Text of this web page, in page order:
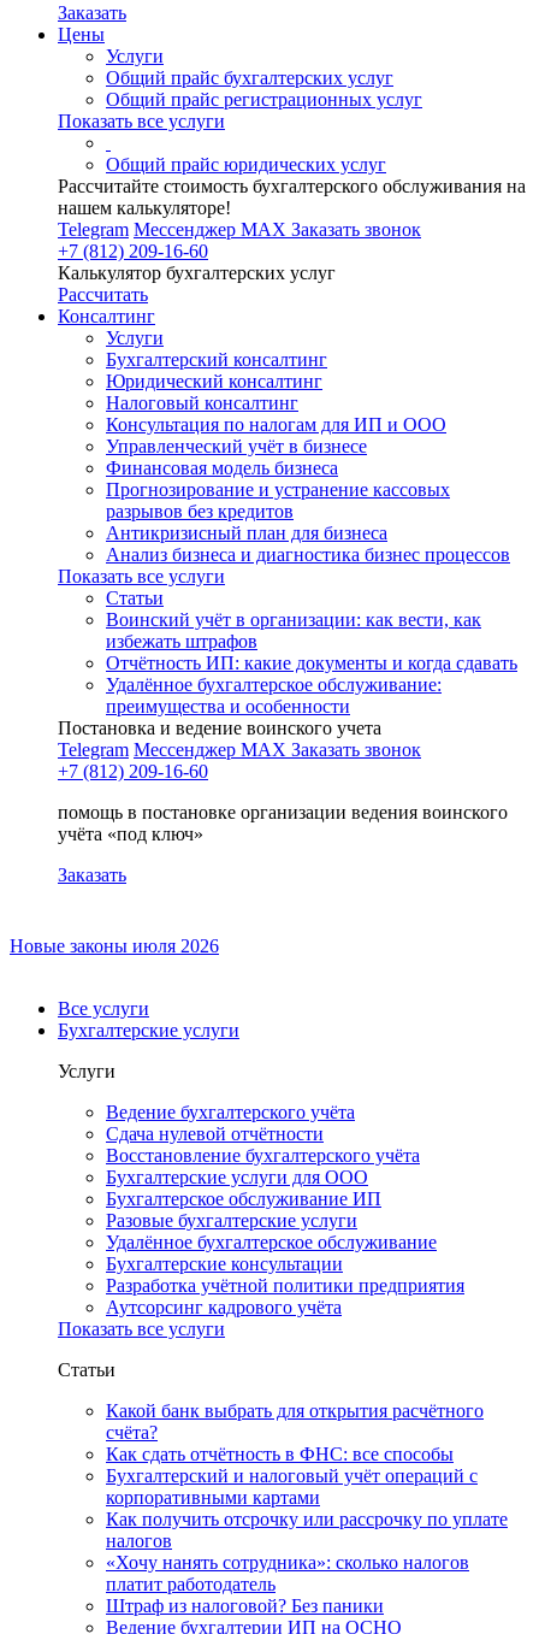
Заказать
Цены
Услуги
Общий прайс бухгалтерских услуг
Общий прайс регистрационных услуг
Показать все услуги
Общий прайс юридических услуг
Рассчитайте стоимость бухгалтерского обслуживания на
нашем калькуляторе!
Telegram Мессенджер MAX Заказать звонок
+7 (812) 209-16-60
Калькулятор бухгалтерских услуг
Рассчитать
Консалтинг
Услуги
Бухгалтерский консалтинг
Юридический консалтинг
Налоговый консалтинг
Консультация по налогам для ИП и ООО
Управленческий учёт в бизнесе
Финансовая модель бизнеса
Прогнозирование и устранение кассовых
разрывов без кредитов
Антикризисный план для бизнеса
Анализ бизнеса и диагностика бизнес процессов
Показать все услуги
Статьи
Воинский учёт в организации: как вести, как
избежать штрафов
Отчётность ИП: какие документы и когда сдавать
Удалённое бухгалтерское обслуживание:
преимущества и особенности
Постановка и ведение воинского учета
Telegram Мессенджер MAX Заказать звонок
+7 (812) 209-16-60
помощь в постановке организации ведения воинского
учёта «под ключ»
Заказать
Новые законы июля 2026
Все услуги
Бухгалтерские услуги
Услуги
Ведение бухгалтерского учёта
Сдача нулевой отчётности
Восстановление бухгалтерского учёта
Бухгалтерские услуги для ООО
Бухгалтерское обслуживание ИП
Разовые бухгалтерские услуги
Удалённое бухгалтерское обслуживание
Бухгалтерские консультации
Разработка учётной политики предприятия
Аутсорсинг кадрового учёта
Показать все услуги
Статьи
Какой банк выбрать для открытия расчётного
счёта?
Как сдать отчётность в ФНС: все способы
Бухгалтерский и налоговый учёт операций с
корпоративными картами
Как получить отсрочку или рассрочку по уплате
налогов
«Хочу нанять сотрудника»: сколько налогов
платит работодатель
Штраф из налоговой? Без паники
Ведение бухгалтерии ИП на ОСНО